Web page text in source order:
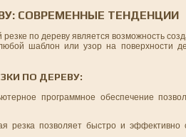
СОВРЕМЕННЫЕ ТЕНДЕНЦИИ
по дереву является возможность
шаблон или узор на поверхности
ПО ДЕРЕВУ:
программное обеспечение
резка позволяет быстро и эффективно